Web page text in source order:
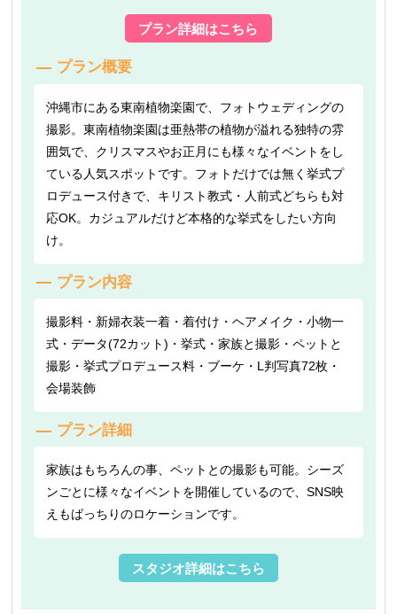
プラン詳細はこちら
プラン概要
沖縄市にある東南植物楽園で、フォトウェディングの
撮影。東南植物楽園は亜熱帯の植物が溢れる独特の雰
囲気で、クリスマスやお正月にも様々なイベントをし
ている人気スポットです。フォトだけでは無く挙式プ
ロデュース付きで、キリスト教式・人前式どちらも対
応OK。カジュアルだけど本格的な挙式をしたい方向
け。
プラン内容
撮影料・新婦衣装一着・着付け・ヘアメイク・小物一
式・データ(72カット)・挙式・家族と撮影・ペットと
撮影・挙式プロデュース料・ブーケ・L判写真72枚・
会場装飾
プラン詳細
家族はもちろんの事、ペットとの撮影も可能。シーズ
ンごとに様々なイベントを開催しているので、SNS映
えもばっちりのロケーションです。
スタジオ詳細はこちら